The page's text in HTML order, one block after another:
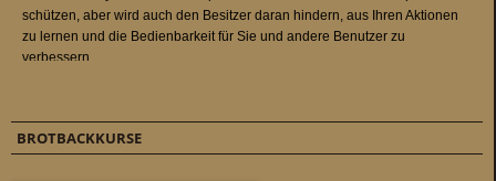
BROTBACKKURSE